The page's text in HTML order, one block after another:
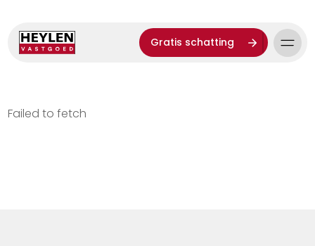
Gratis schatting
Failed to fetch